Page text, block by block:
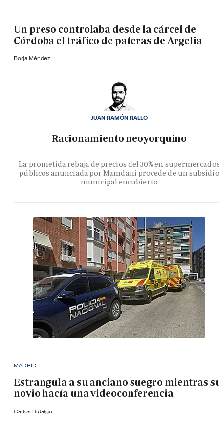
Un preso controlaba desde la cárcel de
Córdoba el tráfico de pateras de Argelia
Borja Méndez
Racionamiento neoyorquino
La prometida rebaja de precios del 30% en
públicos anunciada por Mamdani procede de un subsidio
municipal encubierto
JUAN RAMÓN RALLO
MADRID
Estrangula a su anciano suegro mientras
novio hacía una videoconferencia
Carlos Hidalgo